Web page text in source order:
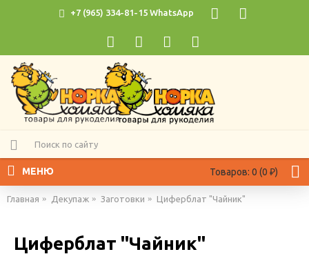
+7 (965) 334-81-15 WhatsApp
Товаров: 0 (0 ₽)
МЕНЮ
Главная Декупаж Заготовки Циферблат "Чайник"
Циферблат "Чайник"